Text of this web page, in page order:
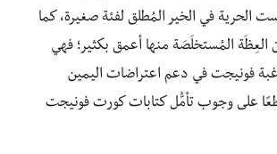
الحرية في الخير المُطلق لفئة صغيرة، كما
العِظَة المُستخلَصَة منها أعمق بكثير؛ فهي
رغبة فونيجت في دعم اعتراضات اليمين
على وجوب تأمُّل كتابات كورت فونيجت